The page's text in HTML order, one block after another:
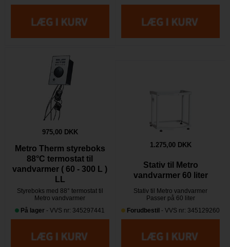
975,00 DKK
Metro Therm styreboks
88°C termostat til
vandvarmer ( 60 - 300 L )
LL
Styreboks med 88° termostat til
Metro vandvarmer
På lager - VVS nr: 345297441
1.275,00 DKK
Stativ til Metro
vandvarmer 60 liter
Stativ til Metro vandvarmer
Passer på 60 liter
Forudbestil - VVS nr: 345129260